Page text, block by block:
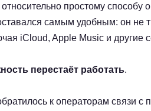
простому способу
самым удобным: он не
iCloud, Apple Music и другие
перестаёт работать.
к операторам связи с